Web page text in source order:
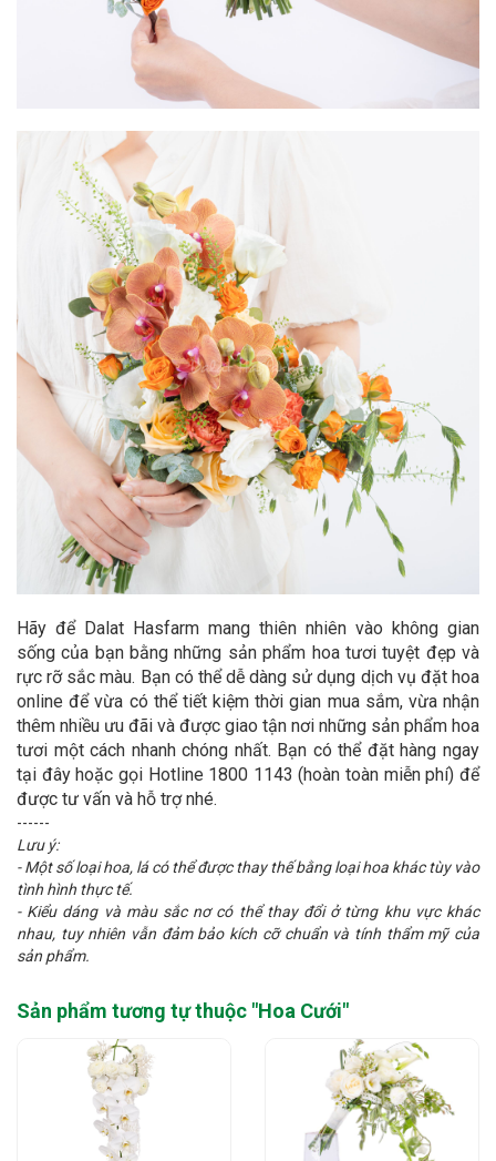
Hãy để Dalat Hasfarm mang thiên nhiên vào không gian
sống của bạn bằng những sản phẩm hoa tươi tuyệt đẹp và
rực rỡ sắc màu. Bạn có thể dễ dàng sử dụng dịch vụ đặt hoa
online để vừa có thể tiết kiệm thời gian mua sắm, vừa nhận
thêm nhiều ưu đãi và được giao tận nơi những sản phẩm hoa
tươi một cách nhanh chóng nhất. Bạn có thể đặt hàng ngay
tại đây hoặc gọi Hotline 1800 1143 (hoàn toàn miễn phí) để
được tư vấn và hỗ trợ nhé.
------
Lưu ý:
- Một số loại hoa, lá có thể được thay thế bằng loại hoa khác tùy vào
tình hình thực tế.
- Kiểu dáng và màu sắc nơ có thể thay đổi ở từng khu vực khác
nhau, tuy nhiên vẫn đảm bảo kích cỡ chuẩn và tính thẩm mỹ của
sản phẩm.
Sản phẩm tương tự thuộc "Hoa Cưới"